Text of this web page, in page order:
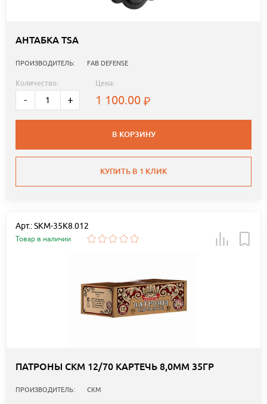
АНТАБКА TSA
ПРОИЗВОДИТЕЛЬ: FAB DEFENSE
Количество:
- +
Цена:
1 100.00
В КОРЗИНУ
КУПИТЬ В 1 КЛИК
Арт.: SKM-35K8.012
Товар в наличии
ПАТРОНЫ СКМ 12/70 КАРТЕЧЬ 8,0ММ 35ГР
ПРОИЗВОДИТЕЛЬ: СКМ